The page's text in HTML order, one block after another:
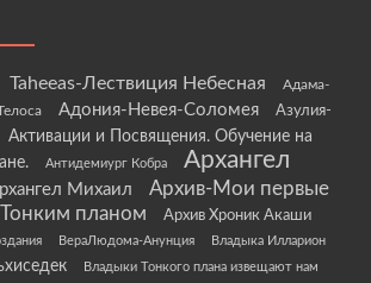
Taheeas-Лествиция Небесная
Адама-
Адония-Невея-Соломея
Азулия-
Активации и Посвящения. Обучение на
Антидемиург Кобра
Архангел
Михаил
Архив-Мои первые
планом
Архив Хроник Акаши
ВераЛюдома-Анунция Владыка Илларион
Владыки Тонкого плана извещают нам